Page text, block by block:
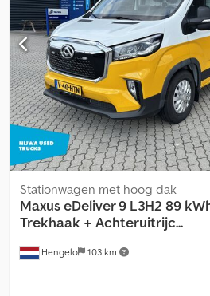
Hengelo 103 km
Stationwagen met hoog dak
MaxuseDeliver 9 L3H2 89
Trekhaak + Achteruitrijc...